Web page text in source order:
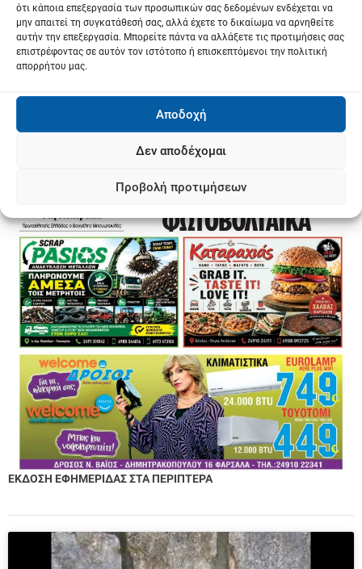
ότι κάποια επεξεργασία των προσωπικών σας δεδομένων ενδέχεται να
μην απαιτεί τη συγκατάθεσή σας, αλλά έχετε το δικαίωμα να αρνηθείτε
αυτήν την επεξεργασία. Μπορείτε πάντα να αλλάξετε τις προτιμήσεις σας
επιστρέφοντας σε αυτόν τον ιστότοπο ή επισκεπτόμενοι την πολιτική
απορρήτου μας.
Αποδοχή
Δεν αποδέχομαι
Προβολή προτιμήσεων
ΕΚΔΟΣΗ ΕΦΗΜΕΡΙΔΑΣ ΣΤΑ ΠΕΡΙΠΤΕΡΑ